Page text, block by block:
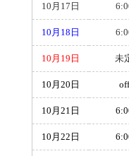
10月17日
10月18日
10月19日 未
10月20日 off
10月21日
10月22日